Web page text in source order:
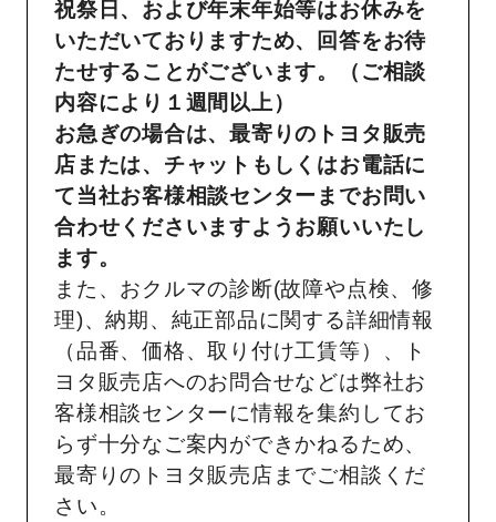
祝祭日、および年末年始等はお休みを
いただいておりますため、回答をお待
たせすることがございます。（ご相談
内容により１週間以上）
お急ぎの場合は、最寄りのトヨタ販売
店または、チャットもしくはお電話に
て当社お客様相談センターまでお問い
合わせくださいますようお願いいたし
ます。
また、おクルマの診断(故障や点検、修
理)、納期、純正部品に関する詳細情報
（品番、価格、取り付け工賃等）、ト
ヨタ販売店へのお問合せなどは弊社お
客様相談センターに情報を集約してお
らず十分なご案内ができかねるため、
最寄りのトヨタ販売店までご相談くだ
さい。